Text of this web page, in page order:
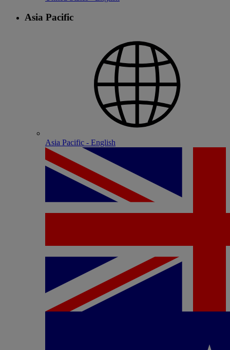
Asia Pacific
Asia Pacific - English